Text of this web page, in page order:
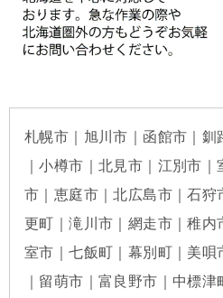
札幌市｜旭川市｜函館市｜釧
｜小樽市｜北見市｜江別市
市｜恵庭市｜北広島市｜石狩
更町｜滝川市｜網走市｜稚内
室市｜七飯町｜幕別町｜美唄
｜留萌市｜富良野市｜中標